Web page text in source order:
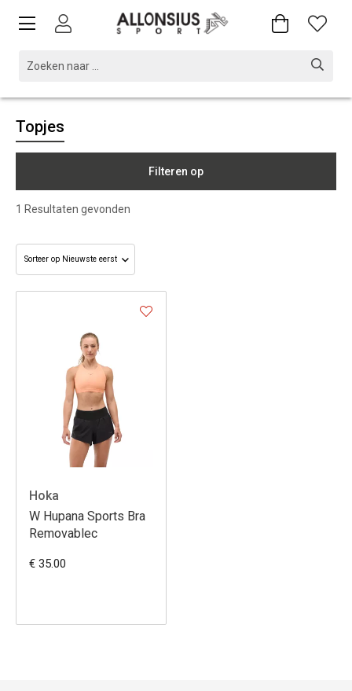
Topjes
Filteren op
1 Resultaten gevonden
Hoka
W Hupana Sports Bra
Removablec
€ 35.00